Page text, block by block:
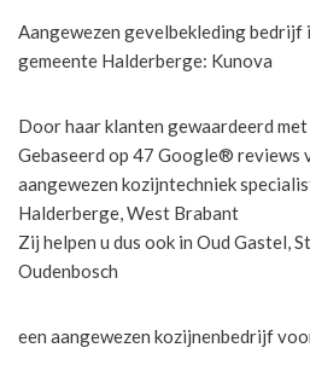
Aangewezen gevelbekleding
gemeente Halderberge: Kunova
Door haar klanten gewaardeerd
Gebaseerd op 47 Google® reviews
aangewezen kozijntechniek
Halderberge, West Brabant
Zij helpen u dus ook in Oud Gastel,
Oudenbosch
een aangewezen kozijnenbedrijf